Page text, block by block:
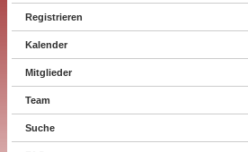
Registrieren
Kalender
Mitglieder
Team
Suche